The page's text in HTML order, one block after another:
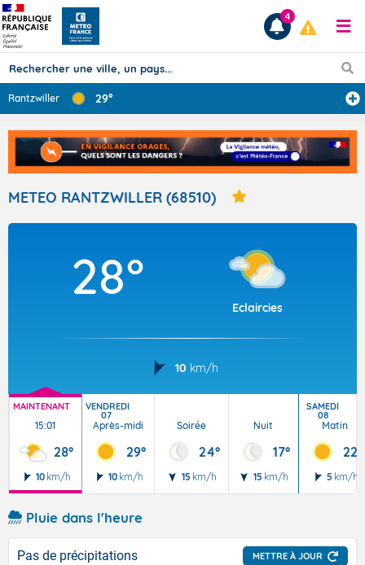
Prévisions
TOUS LES RÉSULTATS
Articles
4
Rantzwiller 29°
METEO RANTZWILLER (68510)
28°
Eclaircies
10 km/h
MAINTENANT
15:01
28°
10 km/h
VENDREDI
07
Après-midi
29°
10 km/h
Soirée
24°
15 km/h
Nuit
17°
15 km/h
SAMEDI
08
Matin
22°
5 km/h
Pluie dans l'heure
Pas de précipitations METTRE À JOUR